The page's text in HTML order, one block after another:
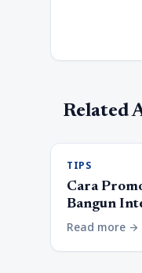
Related
TIPS
Cara
Bangun
Read more arrow_forward